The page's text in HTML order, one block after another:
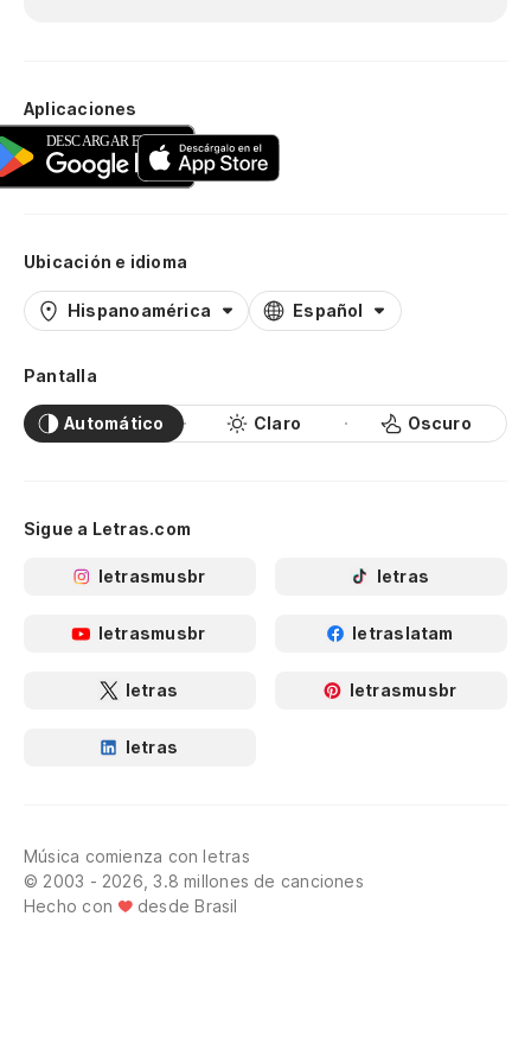
Aplicaciones
Ubicación e idioma
Hispanoamérica Español
Pantalla
Automático Claro Oscuro
Sigue a Letras.com
letrasmusbr letras
letrasmusbr letraslatam
letras letrasmusbr
letras
Música comienza con letras
© 2003 - 2026, 3.8 millones de canciones
Hecho con
desde Brasil